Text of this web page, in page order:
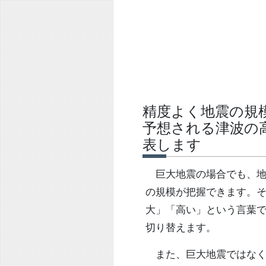
精度よく地震の規
予想される津波の
表します
巨大地震の場合でも、
の規模が把握できます。
大」「高い」という言葉
切り替えます。
また、巨大地震ではな